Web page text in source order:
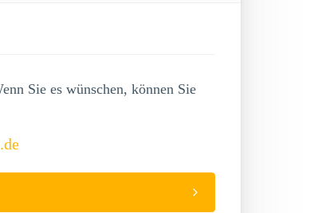
Sie es wünschen, können Sie